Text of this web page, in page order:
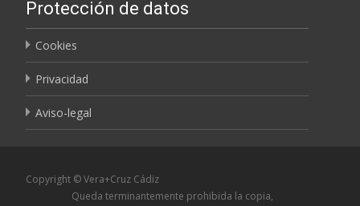
Protección de datos
Cookies
Privacidad
Aviso-legal
Copyright © Vera+Cruz Cádiz
Queda terminantemente prohibida la copia,